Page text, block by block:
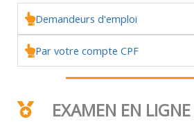
Demandeurs d'emploi
Par votre compte CPF
EXAMEN EN LIGNE